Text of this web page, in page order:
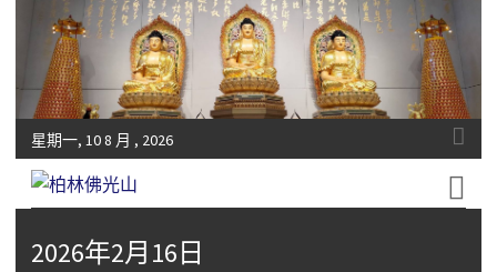
星期一, 10 8 月 , 2026
Fo-Guang-Shan-Tempel, Berlin e.V.
2026年2月16日